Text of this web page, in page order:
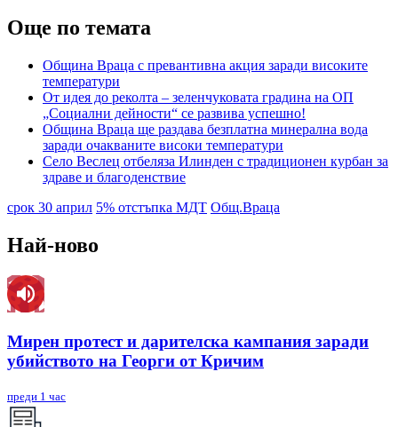
Още по темата
Община Враца с превантивна акция заради високите
температури
От идея до реколта – зеленчуковата градина на ОП
„Социални дейности“ се развива успешно!
Община Враца ще раздава безплатна минерална вода
заради очакваните високи температури
Село Веслец отбеляза Илинден с традиционен курбан за
здраве и благоденствие
срок 30 април 5% отстъпка МДТ Общ.Враца
Най-ново
Мирен протест и дарителска кампания заради
убийството на Георги от Кричим
преди 1 час